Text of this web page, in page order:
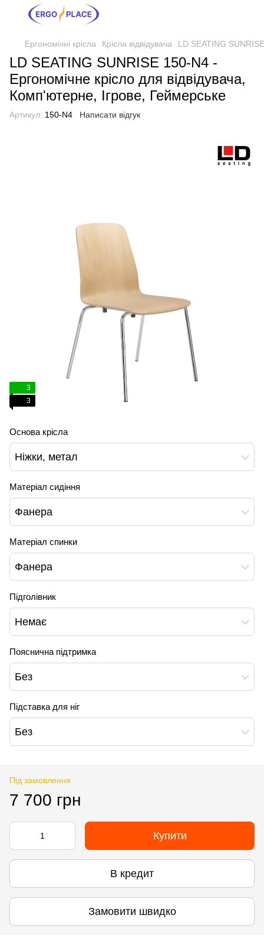
Ергономічні крісла Крісла відвідувача LD SEATING
LD SEATING SUNRISE 150-N4 -
Ергономічне крісло для відвідувача,
Комп'ютерне, Ігрове, Геймерське
Артикул: 150-N4 Написати відгук
3
3
Основа крісла
Ніжки, метал
Матеріал сидіння
Фанера
Матеріал спинки
Фанера
Підголівник
Немає
Пояснична підтримка
Без
Підставка для ніг
Без
Під замовлення
7 700 грн
Купити
В кредит
Замовити швидко